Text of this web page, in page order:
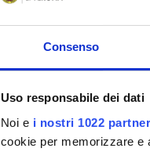
Consenso
Uso responsabile dei dati
Noi e i nostri 1022 partner
cookie per memorizzare e